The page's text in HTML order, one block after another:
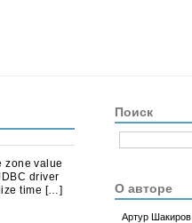
zone value
driver
time […]
Поиск
О авторе
Артур Шакиров